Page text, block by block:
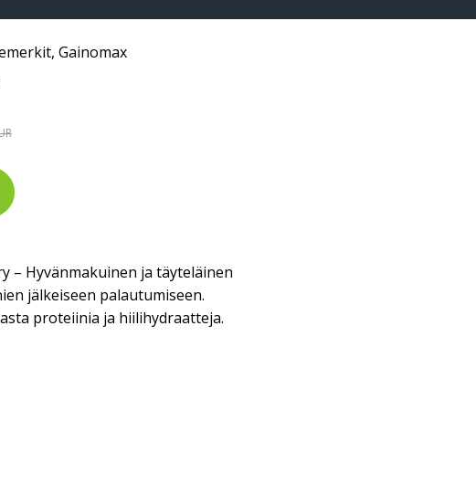
, Gainomax
– Hyvänmakuinen ja täyteläinen
jälkeiseen palautumiseen.
proteiinia ja hiilihydraatteja.